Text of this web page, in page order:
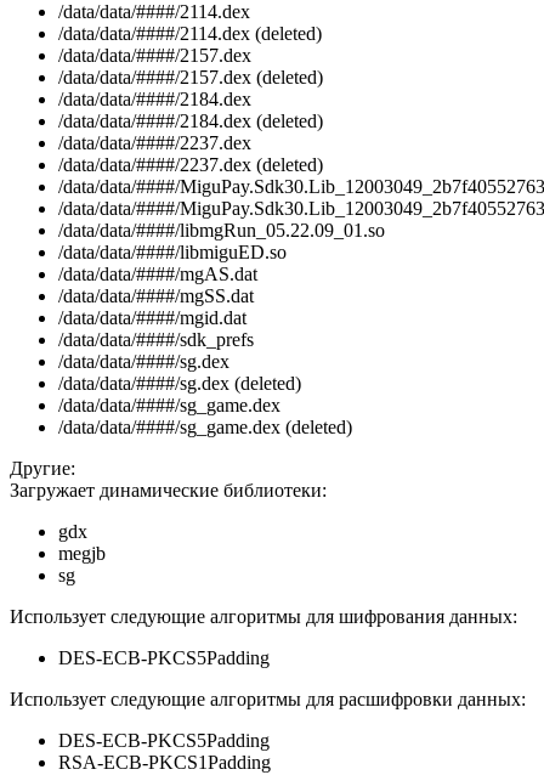
/data/data/####/2114.dex
/data/data/####/2114.dex (deleted)
/data/data/####/2157.dex
/data/data/####/2157.dex (deleted)
/data/data/####/2184.dex
/data/data/####/2184.dex (deleted)
/data/data/####/2237.dex
/data/data/####/2237.dex (deleted)
/data/data/####/
/data/data/####/
/data/data/####/libmgRun_05.22.09_01.so
/data/data/####/libmiguED.so
/data/data/####/mgAS.dat
/data/data/####/mgSS.dat
/data/data/####/mgid.dat
/data/data/####/sdk_prefs
/data/data/####/sg.dex
/data/data/####/sg.dex (deleted)
/data/data/####/sg_game.dex
/data/data/####/sg_game.dex (deleted)
Другие:
Загружает динамические библиотеки:
gdx
megjb
sg
Использует следующие алгоритмы для шифрования данных:
DES-ECB-PKCS5Padding
Использует следующие алгоритмы для расшифровки данных:
DES-ECB-PKCS5Padding
RSA-ECB-PKCS1Padding